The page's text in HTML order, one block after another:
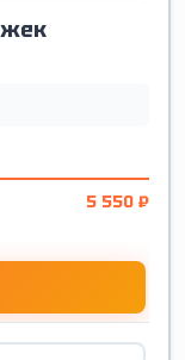
5 550 ₽